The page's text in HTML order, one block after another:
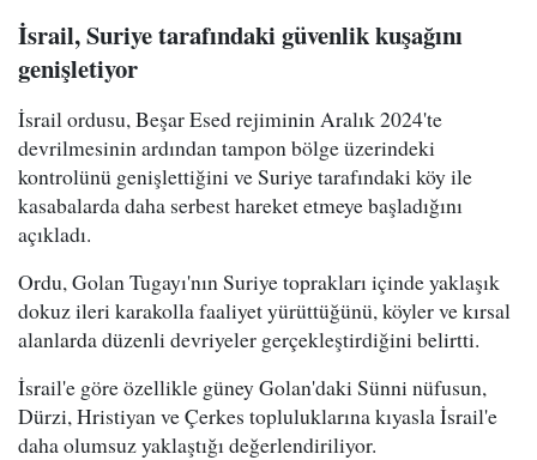
İsrail, Suriye tarafındaki güvenlik kuşağını
genişletiyor
İsrail ordusu, Beşar Esed rejiminin Aralık 2024'te
devrilmesinin ardından tampon bölge üzerindeki
kontrolünü genişlettiğini ve Suriye tarafındaki köy ile
kasabalarda daha serbest hareket etmeye başladığını
açıkladı.
Ordu, Golan Tugayı'nın Suriye toprakları içinde yaklaşık
dokuz ileri karakolla faaliyet yürüttüğünü, köyler ve kırsal
alanlarda düzenli devriyeler gerçekleştirdiğini belirtti.
İsrail'e göre özellikle güney Golan'daki Sünni nüfusun,
Dürzi, Hristiyan ve Çerkes topluluklarına kıyasla İsrail'e
daha olumsuz yaklaştığı değerlendiriliyor.